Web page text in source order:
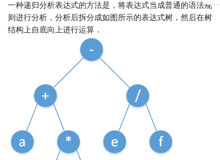
Geany
Sublime Text
CP Editor
Code::Blocks
Polygon
OJ 工具
编译优化
桶排序
Tim 排序
排序相关 STL
排序应用
倍增
构造
Dancing Links
Alpha–Beta 剪枝
插头 DP
计数 DP
DP 套 DP
DP 优化
其它 DP 方法
AC 自动机
后缀数组 (SA)
后缀平衡树
广义后缀自动机
后缀树
Manacher
复数
数论
模逆元
升幂引理
阶乘取模
卢卡斯定理
同余方程
常系数齐次线性递推
Lagrange 反演
形式幂级数复合|复合逆
普通生成函数
指数生成函数
Entringer Number
范德蒙德卷积
Pólya 计数
图论计数
线性代数
特征多项式
线性规划
抽象代数
单调队列
ST 表
二叉搜索树 & 平衡树
左偏红黑树
跳表
动态树分治
树上随机游走
生成树问题
斯坦纳树
连通性相关
环计数问题
最小环
2-SAT
半平面交
平面最近点对
计算几何杂项
一种递归分析表达式的方法是，将表达式当成普通的语法规
则进行分析，分析后拆分成如图所示的表达式树，然后在树
结构上自底向上进行运算．